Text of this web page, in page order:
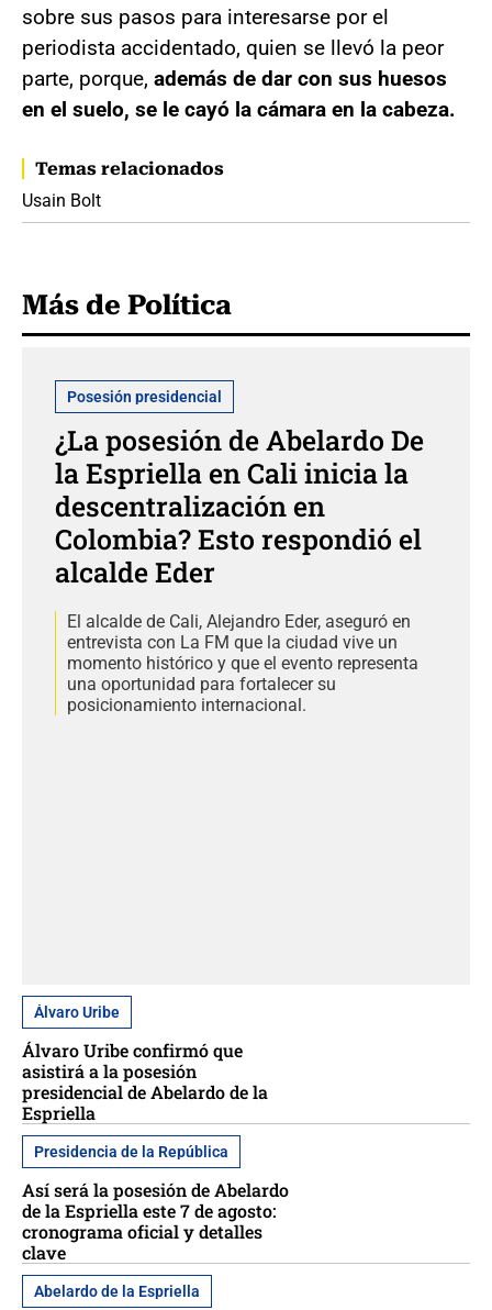
sobre sus pasos para interesarse por el
periodista accidentado, quien se llevó la peor
parte, porque, además de dar con sus huesos
en el suelo, se le cayó la cámara en la cabeza.
Temas relacionados
Usain Bolt
Más de Política
Posesión presidencial
¿La posesión de Abelardo De
la Espriella en Cali inicia la
descentralización en
Colombia? Esto respondió el
alcalde Eder
El alcalde de Cali, Alejandro Eder, aseguró en
entrevista con La FM que la ciudad vive un
momento histórico y que el evento representa
una oportunidad para fortalecer su
posicionamiento internacional.
Álvaro Uribe
Álvaro Uribe confirmó que
asistirá a la posesión
presidencial de Abelardo de la
Espriella
Presidencia de la República
Así será la posesión de Abelardo
de la Espriella este 7 de agosto:
cronograma oficial y detalles
clave
Abelardo de la Espriella